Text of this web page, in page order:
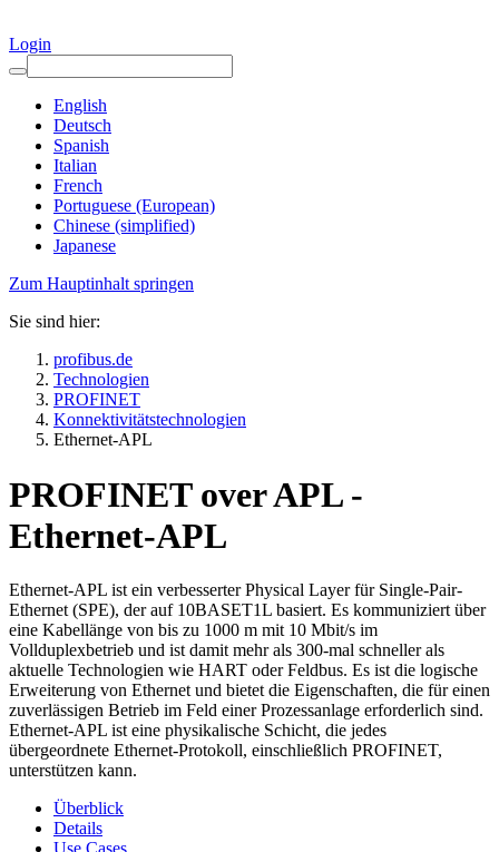
Login
English
Deutsch
Spanish
Italian
French
Portuguese (European)
Chinese (simplified)
Japanese
Zum Hauptinhalt springen
Sie sind hier:
profibus.de
Technologien
PROFINET
Konnektivitätstechnologien
Ethernet-APL
PROFINET over APL -
Ethernet-APL
Ethernet-APL ist ein verbesserter Physical Layer für Single-Pair-
Ethernet (SPE), der auf 10BASET1L basiert. Es kommuniziert über
eine Kabellänge von bis zu 1000 m mit 10 Mbit/s im
Vollduplexbetrieb und ist damit mehr als 300-mal schneller als
aktuelle Technologien wie HART oder Feldbus. Es ist die logische
Erweiterung von Ethernet und bietet die Eigenschaften, die für einen
zuverlässigen Betrieb im Feld einer Prozessanlage erforderlich sind.
Ethernet-APL ist eine physikalische Schicht, die jedes
übergeordnete Ethernet-Protokoll, einschließlich PROFINET,
unterstützen kann.
Überblick
Details